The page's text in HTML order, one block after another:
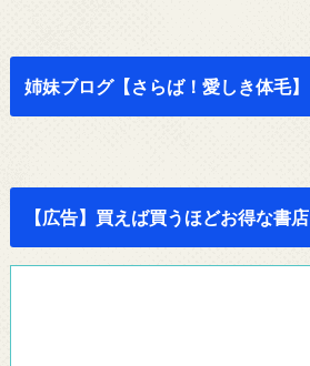
姉妹ブログ【さらば！愛しき体毛】
【広告】買えば買うほどお得な書店